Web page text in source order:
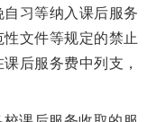
习等纳入课后服务
文件等规定的禁止
后服务费中列支，